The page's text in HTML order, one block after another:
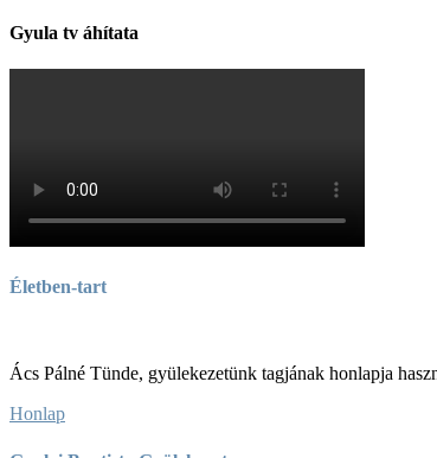
Gyula tv áhítata
Életben-tart
Ács Pálné Tünde, gyülekezetünk tagjának honlapja
Honlap